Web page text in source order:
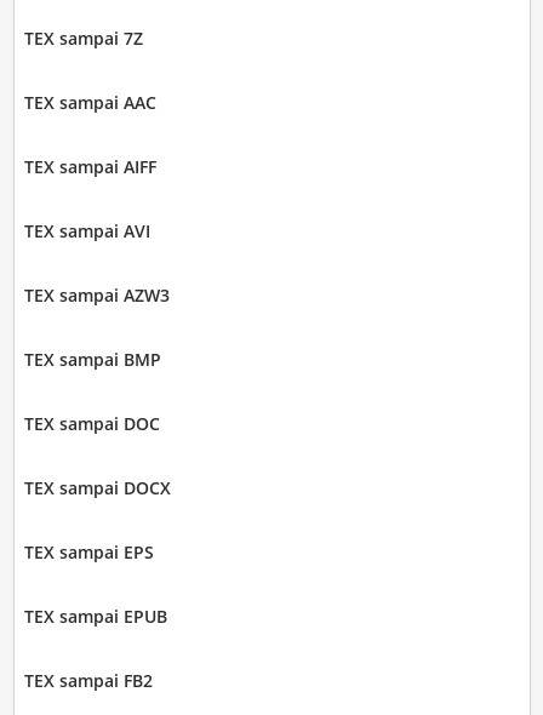
TEX sampai 7Z
TEX sampai AAC
TEX sampai AIFF
TEX sampai AVI
TEX sampai AZW3
TEX sampai BMP
TEX sampai DOC
TEX sampai DOCX
TEX sampai EPS
TEX sampai EPUB
TEX sampai FB2